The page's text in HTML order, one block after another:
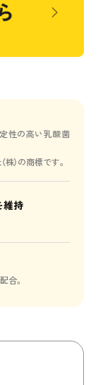
性の高い乳酸菌
株）の商標です。
維持
合。